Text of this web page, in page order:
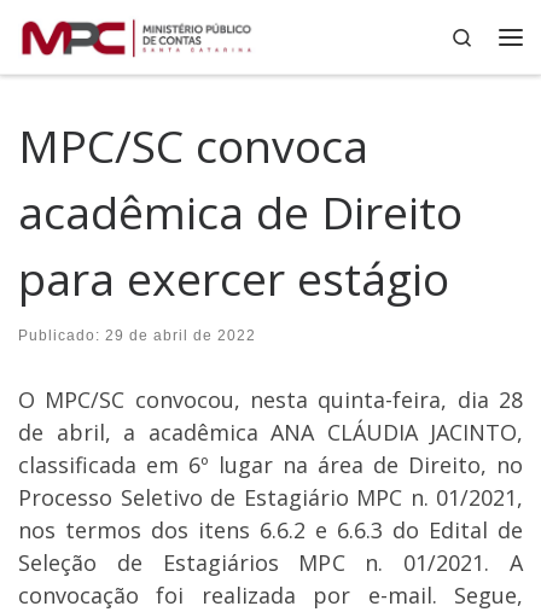
Skip to content
Search
MPC/SC convoca
acadêmica de Direito
para exercer estágio
Publicado: 29 de abril de 2022
O MPC/SC convocou, nesta quinta-feira, dia 28
de abril, a acadêmica ANA CLÁUDIA JACINTO,
classificada em 6º lugar na área de Direito, no
Processo Seletivo de Estagiário MPC n. 01/2021,
nos termos dos itens 6.6.2 e 6.6.3 do Edital de
Seleção de Estagiários MPC n. 01/2021. A
convocação foi realizada por e-mail. Segue,